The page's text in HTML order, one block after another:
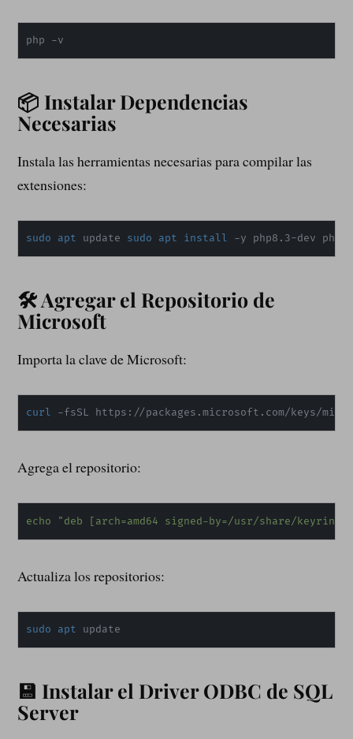
php -v
📦 Instalar Dependencias
Necesarias
Instala las herramientas necesarias para compilar las
extensiones:
sudo apt update sudo apt install -y php8.3-dev
🛠️ Agregar el Repositorio de
Microsoft
Importa la clave de Microsoft:
curl -fsSL https://packages.microsoft.com/keys/
Agrega el repositorio:
echo "deb [arch=amd64 signed-by=/usr/share/
Actualiza los repositorios:
sudo apt update
💾 Instalar el Driver ODBC de SQL
Server